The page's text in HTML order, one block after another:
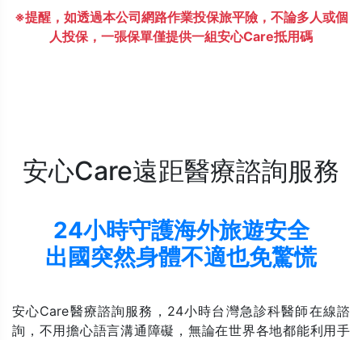
※提醒，如透過本公司網路作業投保旅平險，不論多人或個
人投保，一張保單僅提供一組安心Care抵用碼
安心Care遠距醫療諮詢服務
24小時守護海外旅遊安全
出國突然身體不適也免驚慌
安心Care醫療諮詢服務，24小時台灣急診科醫師在線諮
詢，不用擔心語言溝通障礙，無論在世界各地都能利用手